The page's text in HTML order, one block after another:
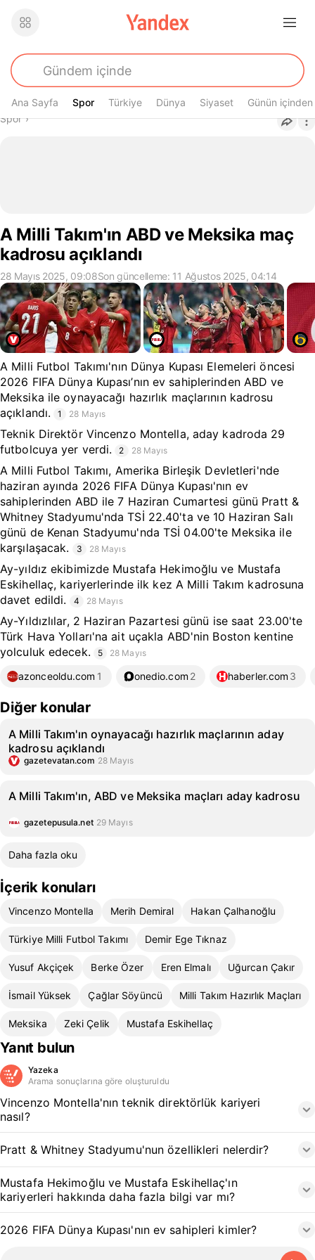
Ana Sayfa Spor
Spor Türkiye Dünya Siyaset Günün içinden
Buradasın
Spor›
A Milli Takım'ın ABD ve Meksika maç
kadrosu açıklandı
28 Mayıs 2025, 09:08Son güncelleme: 11 Ağustos 2025, 04:14
A Milli Futbol Takımı'nın Dünya Kupası Elemeleri öncesi
2026 FIFA Dünya Kupası’nın ev sahiplerinden ABD ve
Meksika ile oynayacağı hazırlık maçlarının kadrosu
açıklandı.
1 28 Mayıs
Teknik Direktör Vincenzo Montella, aday kadroda 29
futbolcuya yer verdi.
2 28 Mayıs
A Milli Futbol Takımı, Amerika Birleşik Devletleri'nde
haziran ayında 2026 FIFA Dünya Kupası'nın ev
sahiplerinden ABD ile 7 Haziran Cumartesi günü Pratt &
Whitney Stadyumu'nda TSİ 22.40'ta ve 10 Haziran Salı
günü de Kenan Stadyumu'nda TSİ 04.00'te Meksika ile
karşılaşacak.
3 28 Mayıs
Ay-yıldız ekibimizde Mustafa Hekimoğlu ve Mustafa
Eskihellaç, kariyerlerinde ilk kez A Milli Takım kadrosuna
davet edildi.
4 28 Mayıs
Ay-Yıldızlılar, 2 Haziran Pazartesi günü ise saat 23.00'te
Türk Hava Yolları'na ait uçakla ABD'nin Boston kentine
yolculuk edecek.
5 28 Mayıs
azonceoldu.com 1 onedio.com 2 haberler.com 3
Diğer konular
A Milli Takım'ın oynayacağı hazırlık maçlarının aday
kadrosu açıklandı
gazetevatan.com 28 Mayıs
A Milli Takım'ın, ABD ve Meksika maçları aday kadrosu
gazetepusula.net 29 Mayıs
Daha fazla oku
İçerik konuları
Vincenzo Montella Merih Demiral Hakan Çalhanoğlu
Türkiye Milli Futbol Takımı Demir Ege Tıknaz
Yusuf Akçiçek Berke Özer Eren Elmalı Uğurcan Çakır
İsmail Yüksek Çağlar Söyüncü Milli Takım Hazırlık Maçları
Meksika Zeki Çelik Mustafa Eskihellaç
Yanıt bulun
Yazeka
Arama sonuçlarına göre oluşturuldu
Vincenzo Montella'nın teknik direktörlük kariyeri
nasıl?
Pratt & Whitney Stadyumu'nun özellikleri nelerdir?
Mustafa Hekimoğlu ve Mustafa Eskihellaç'ın
kariyerleri hakkında daha fazla bilgi var mı?
2026 FIFA Dünya Kupası'nın ev sahipleri kimler?